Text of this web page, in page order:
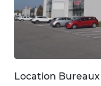
Location Bureaux